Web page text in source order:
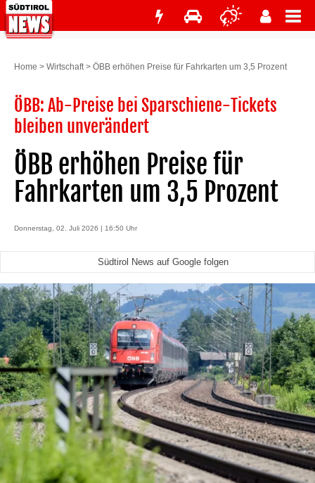
Home > Wirtschaft> ÖBB erhöhen Preise für Fahrkarten um 3,5 Prozent
ÖBB: Ab-Preise bei Sparschiene-Tickets
bleiben unverändert
ÖBB erhöhen Preise für
Fahrkarten um 3,5 Prozent
Donnerstag, 02. Juli 2026 | 16:50 Uhr
Südtirol News auf Google folgen